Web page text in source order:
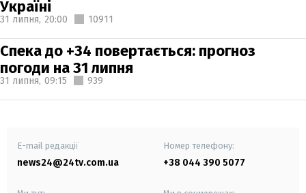
Україні
31 липня, 20:00 10911
Спека до +34 повертається: прогноз
погоди на 31 липня
31 липня, 09:15 939
E-mail редакції
news24@24tv.com.ua
Номер телефону:
+38 044 390 5077